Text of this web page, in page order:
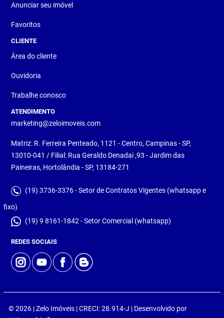
Anunciar seu imóvel
Favoritos
CLIENTE
Área do cliente
Ouvidoria
Trabalhe conosco
ATENDIMENTO
marketing@zeloimoveis.com
Matriz: R. Ferreira Penteado, 1121 - Centro, Campinas - SP,
13010-041 / Filial: Rua Geraldo Denadai ,93 - Jardim das
Paineiras, Hortolândia - SP, 13184-271
(19) 3736-3376 - Setor de Contratos Vigentes (whatsapp e
fixo)
(19) 9 8161-1842 - Setor Comercial (whatsapp)
REDES SOCIAIS
© 2026 | Zelo Imóveis | CRECI: 28.914-J | Desenvolvido por